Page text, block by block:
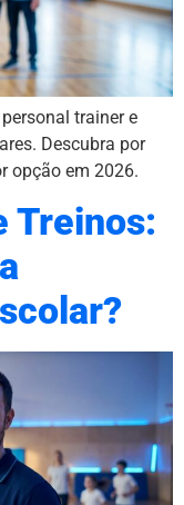
trainer e
Descubra por
opção em 2026.
Treinos: